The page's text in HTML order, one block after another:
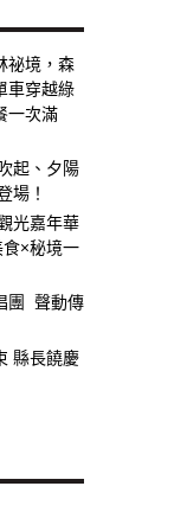
祕境，森
車穿越綠
一次滿
起、夕陽
場！
光嘉年華
×秘境一
團 聲動傳
縣長饒慶